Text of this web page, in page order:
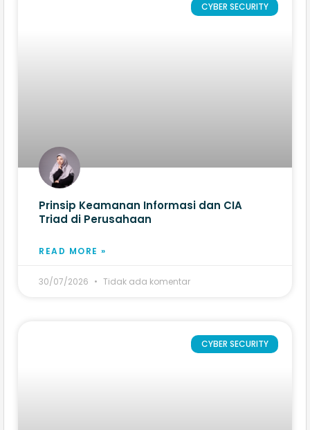
CYBER SECURITY
Prinsip Keamanan Informasi dan CIA
Triad di Perusahaan
READ MORE »
30/07/2026 Tidak ada komentar
CYBER SECURITY